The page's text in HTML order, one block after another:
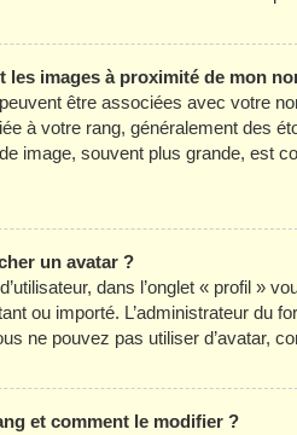
les images à proximité de mon
être associées avec votre
à votre rang, généralement des
image, souvent plus grande, est
un avatar ?
dans l’onglet « profil »
ou importé. L’administrateur du
ne pouvez pas utiliser d’avatar,
et comment le modifier ?